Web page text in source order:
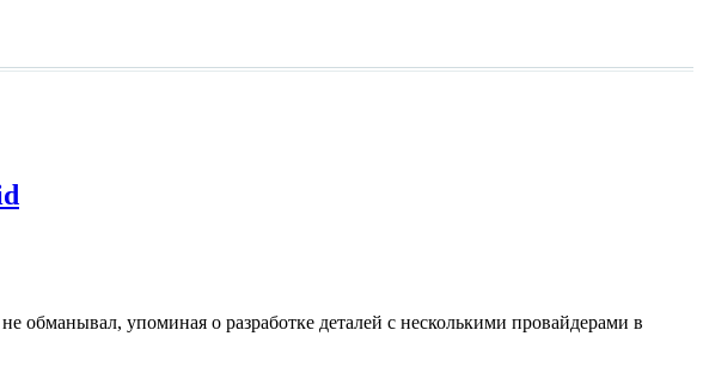
обманывал, упоминая о разработке деталей с несколькими провайдерами в